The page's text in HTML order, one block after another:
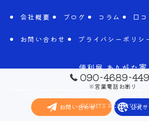
090-4689-
※営業電話お断り
お問い合わせ 公式
会社概要 ブログ コラム 口コ
お問い合わせ プライバシーポリシ
RIGHTS RESERVED.